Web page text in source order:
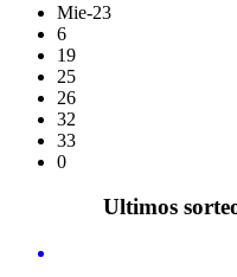
Mie-23
6
19
25
26
32
33
0
Ultimos